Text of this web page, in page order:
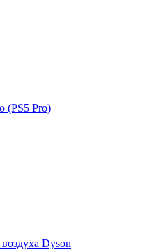
(PS5 Pro)
Dyson